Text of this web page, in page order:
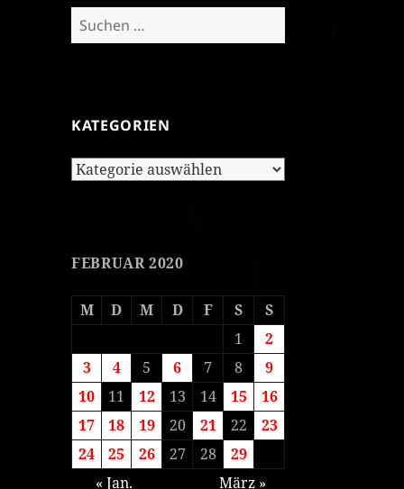
Suchen
nach:
KATEGORIEN
Kategorien
FEBRUAR 2020
M D M D F S
S
1
2
3
4 5 6 7 8
9
10
11 12 13 14 15
16
17
18 19 20 21 22
23
24
25 26 27 28
29
« Jan.
März »